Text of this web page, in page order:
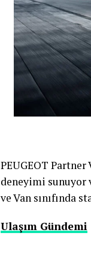
PEUGEOT
deneyimi sunuyor
ve Van sınıfında
Ulaşım Gündemi